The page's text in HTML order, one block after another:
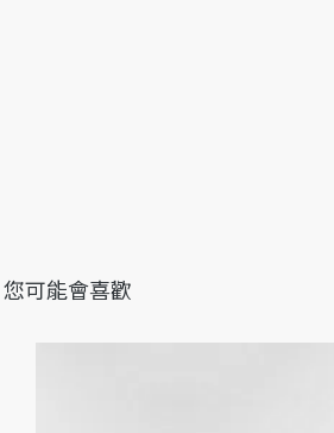
您可能會喜歡